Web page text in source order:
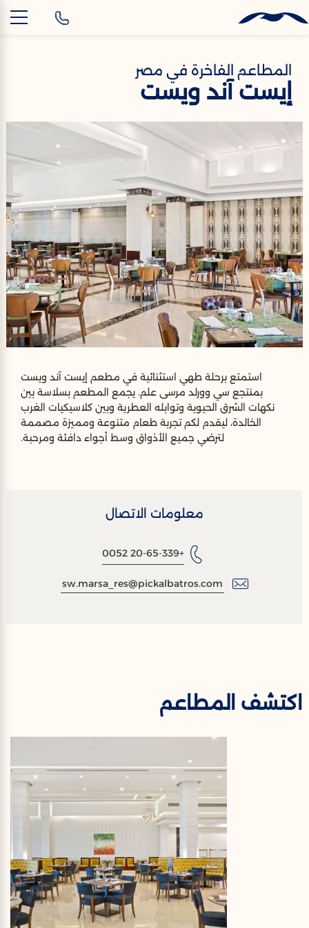
المطاعم الفاخرة في مصر
إيست آند ويست
استمتع برحلة طهي استثنائية في مطعم إيست آند ويست
بمنتجع سي وورلد مرسى علم. يجمع المطعم بسلاسة بين
نكهات الشرق الحيوية وتوابله العطرية وبين كلاسيكيات الغرب
الخالدة، ليقدم لكم تجربة طعام متنوعة ومميزة مصممة
لترضي جميع الأذواق وسط أجواء دافئة ومرحبة.
معلومات الاتصال
+20-65-339 0052
sw.marsa_res@pickalbatros.com
اكتشف المطاعم